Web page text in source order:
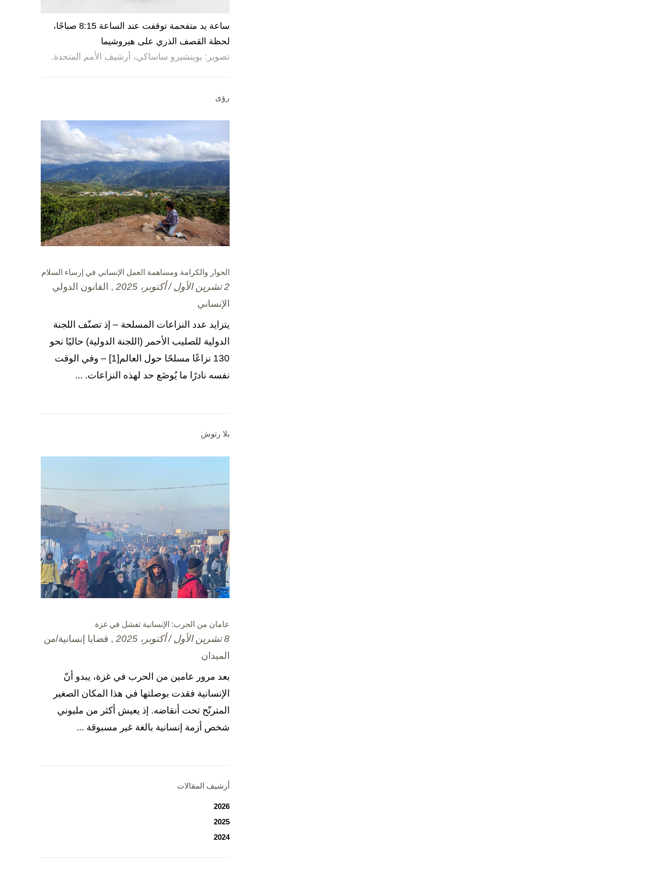
ساعة يد متفحمة توقفت عند الساعة 8:15 صباحًا،
لحظة القصف الذري على هيروشيما
تصوير: يويتشيرو ساساكي، أرشيف الأمم المتحدة.
رؤى
الحوار والكرامة ومساهمة العمل الإنساني في إرساء السلام
2 تشرين الأول / أكتوبر، 2025
, القانون الدولي
الإنساني
يتزايد عدد النزاعات المسلحة – إذ تصنّف اللجنة
الدولية للصليب الأحمر (اللجنة الدولية) حاليًا نحو
130 نزاعًا مسلحًا حول العالم[1] – وفي الوقت
نفسه نادرًا ما يُوضَع حد لهذه النزاعات. ...
بلا رتوش
عامان من الحرب: الإنسانية تفشل في غزة
8 تشرين الأول / أكتوبر، 2025
, قضايا إنسانية/من
الميدان
بعد مرور عامين من الحرب في غزة، يبدو أنّ
الإنسانية فقدت بوصلتها في هذا المكان الصغير
المترنّح تحت أنقاضه. إذ يعيش أكثر من مليوني
شخص أزمة إنسانية بالغة غير مسبوقة ...
أرشيف المقالات
2026
2025
2024